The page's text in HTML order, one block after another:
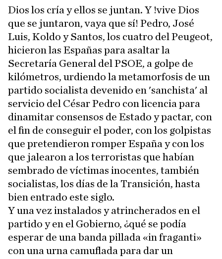
Dios los cría y ellos se juntan. Y !vive Dios
que se juntaron, vaya que sí! Pedro, José
Luis, Koldo y Santos, los cuatro del Peugeot,
hicieron las Españas para asaltar la
Secretaría General del PSOE, a golpe de
kilómetros, urdiendo la metamorfosis de un
partido socialista devenido en 'sanchista' al
servicio del César Pedro con licencia para
dinamitar consensos de Estado y pactar, con
el fin de conseguir el poder, con los golpistas
que pretendieron romper España y con los
que jalearon a los terroristas que habían
sembrado de víctimas inocentes, también
socialistas, los días de la Transición, hasta
bien entrado este siglo.
Y una vez instalados y atrincherados en el
partido y en el Gobierno, ¿qué se podía
esperar de una banda pillada «in fraganti»
con una urna camuflada para dar un